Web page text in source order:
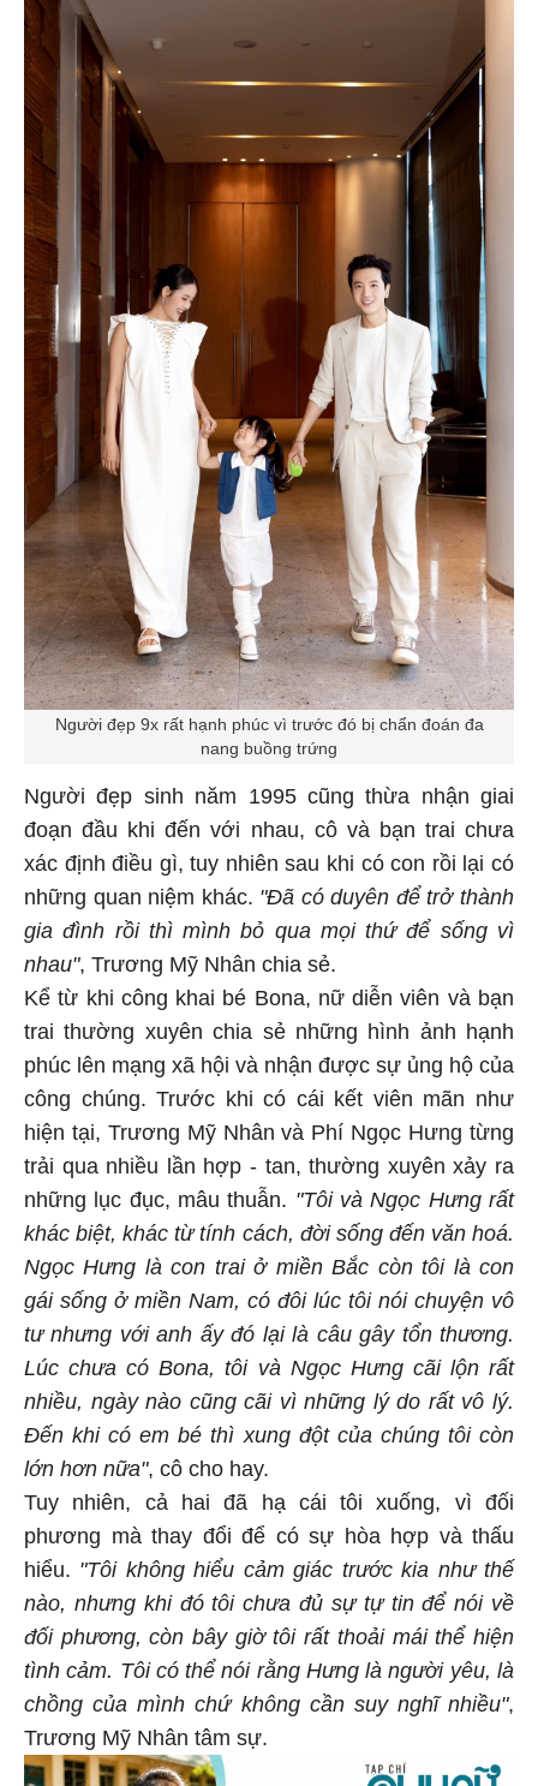
Người đẹp 9x rất hạnh phúc vì trước đó bị chẩn đoán đa
nang buồng trứng
Người đẹp sinh năm 1995 cũng thừa nhận giai
đoạn đầu khi đến với nhau, cô và bạn trai chưa
xác định điều gì, tuy nhiên sau khi có con rồi lại có
những quan niệm khác. "Đã có duyên để trở thành
gia đình rồi thì mình bỏ qua mọi thứ để sống vì
nhau", Trương Mỹ Nhân chia sẻ.
Kể từ khi công khai bé Bona, nữ diễn viên và bạn
trai thường xuyên chia sẻ những hình ảnh hạnh
phúc lên mạng xã hội và nhận được sự ủng hộ của
công chúng. Trước khi có cái kết viên mãn như
hiện tại, Trương Mỹ Nhân và Phí Ngọc Hưng từng
trải qua nhiều lần hợp - tan, thường xuyên xảy ra
những lục đục, mâu thuẫn. "Tôi và Ngọc Hưng rất
khác biệt, khác từ tính cách, đời sống đến văn hoá.
Ngọc Hưng là con trai ở miền Bắc còn tôi là con
gái sống ở miền Nam, có đôi lúc tôi nói chuyện vô
tư nhưng với anh ấy đó lại là câu gây tổn thương.
Lúc chưa có Bona, tôi và Ngọc Hưng cãi lộn rất
nhiều, ngày nào cũng cãi vì những lý do rất vô lý.
Đến khi có em bé thì xung đột của chúng tôi còn
lớn hơn nữa", cô cho hay.
Tuy nhiên, cả hai đã hạ cái tôi xuống, vì đối
phương mà thay đổi để có sự hòa hợp và thấu
hiểu. "Tôi không hiểu cảm giác trước kia như thế
nào, nhưng khi đó tôi chưa đủ sự tự tin để nói về
đối phương, còn bây giờ tôi rất thoải mái thể hiện
tình cảm. Tôi có thể nói rằng Hưng là người yêu, là
chồng của mình chứ không cần suy nghĩ nhiều",
Trương Mỹ Nhân tâm sự.